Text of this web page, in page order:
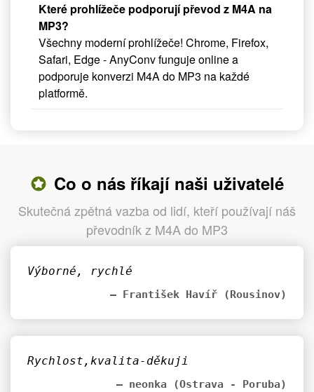
Které prohlížeče podporují převod z M4A na
MP3?
Všechny moderní prohlížeče! Chrome, Firefox,
Safari, Edge - AnyConv funguje online a
podporuje konverzi M4A do MP3 na každé
platformě.
Co o nás říkají naši uživatelé
Skutečná zpětná vazba od lidí, kteří používají náš
převodník z M4A do MP3
Výborné, rychlé
– František Havíř (Rousinov)
Rychlost,kvalita-děkuji
– neonka (Ostrava - Poruba)